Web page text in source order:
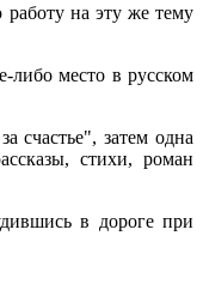
на эту же тему
либо место в русском
счастье", затем одна
стихи, роман
в дороге при